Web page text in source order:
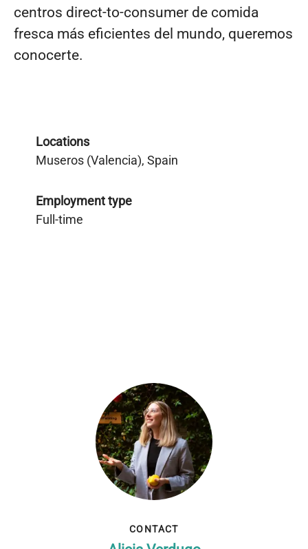
centros direct-to-consumer de comida
fresca más eficientes del mundo, queremos
conocerte.
Locations
Museros (Valencia), Spain
Employment type
Full-time
CONTACT